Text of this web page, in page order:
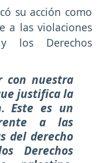
su acción como
a las violaciones
los Derechos
con nuestra
justifica la
Este es un
a las
del derecho
Derechos